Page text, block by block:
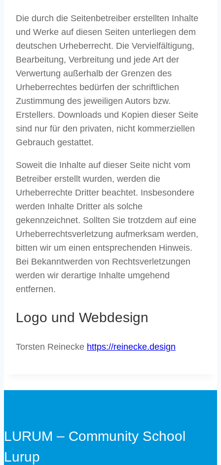
Die durch die Seitenbetreiber erstellten Inhalte
und Werke auf diesen Seiten unterliegen dem
deutschen Urheberrecht. Die Vervielfältigung,
Bearbeitung, Verbreitung und jede Art der
Verwertung außerhalb der Grenzen des
Urheberrechtes bedürfen der schriftlichen
Zustimmung des jeweiligen Autors bzw.
Erstellers. Downloads und Kopien dieser Seite
sind nur für den privaten, nicht kommerziellen
Gebrauch gestattet.
Soweit die Inhalte auf dieser Seite nicht vom
Betreiber erstellt wurden, werden die
Urheberrechte Dritter beachtet. Insbesondere
werden Inhalte Dritter als solche
gekennzeichnet. Sollten Sie trotzdem auf eine
Urheberrechtsverletzung aufmerksam werden,
bitten wir um einen entsprechenden Hinweis.
Bei Bekanntwerden von Rechtsverletzungen
werden wir derartige Inhalte umgehend
entfernen.
Logo und Webdesign
Torsten Reinecke https://reinecke.design
LURUM – Community School
Lurup